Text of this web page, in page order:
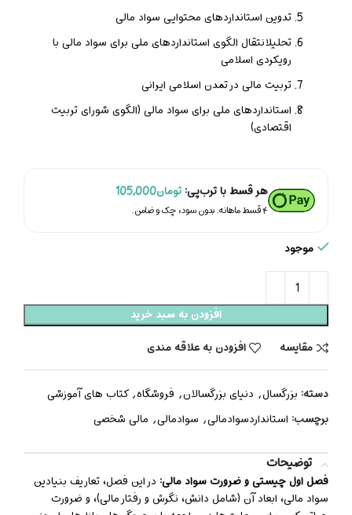
تدوین استانداردهای محتوایی سواد مالی
تحلیلانتقال الگوی استانداردهای ملی برای سواد مالی با
رویکردی اسلامی
تربیت مالی در تمدن اسلامی ایرانی
استانداردهای ملی برای سواد مالی (الگوی شورای تربیت
اقتصادی)
هر قسط با ترب‌پی: تومان105,000
۴ قسط ماهانه. بدون سود، چک و ضامن.
موجود
افزودن به سبد خرید
مقایسه
افزودن به علاقه مندی
دسته: بزرگسال, دنیای بزرگسالان, فروشگاه,کتاب های آموزشی
برچسب: استانداردسوادمالی, سوادمالی, مالی شخصی
توضیحات
فصل اول چیستی و ضرورت سواد مالی: در این فصل، تعاریف بنیادین
سواد مالی، ابعاد آن (شامل دانش، نگرش و رفتار مالی)، و ضرورت